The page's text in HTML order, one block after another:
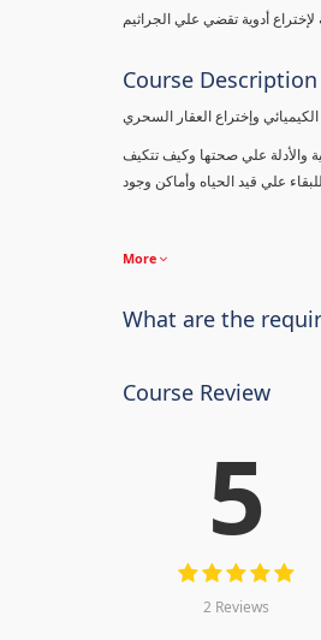
لإختراع أدوية تقضي علي الجراثيم
Course Description
الكيميائي وإختراع العقار السحري
والأدلة علي صحتها وكيف تتكيف
للبقاء علي قيد الحياه وأماكن وجود
More
What are the
Course Review
5
2 Reviews